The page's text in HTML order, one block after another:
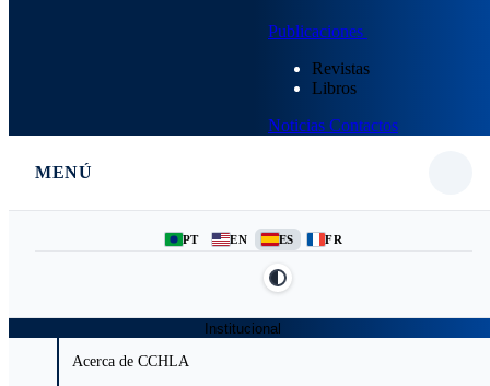
Publicaciones
Revistas
Libros
Noticias Contactos
MENÚ
PT EN ES FR
Institucional
Acerca de CCHLA